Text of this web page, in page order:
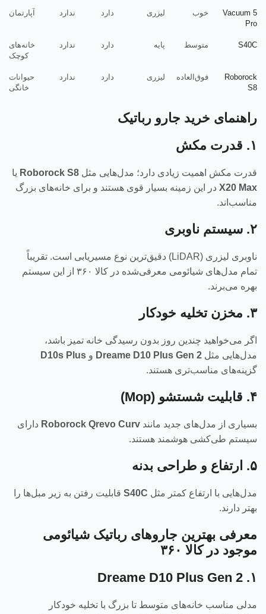
Vacuum 5
Pro
خوب لیزری دارد ندارد آپارتمان
S40C متوسط پایه دارد ندارد
خانه‌های
کوچک
Roborock
S8
فوق‌العاده لیزری دارد ندارد
حیوانات
خانگی
راهنمای خرید جارو رباتیک
۱. قدرت مکش
قدرت مکش اهمیت زیادی دارد؛ مدل‌هایی مثل Roborock S8 یا
X20 Max در این زمینه بسیار قوی هستند و برای خانه‌های بزرگ
مناسب‌اند.
۲. سیستم ناوبری
ناوبری لیزری (LiDAR) دقیق‌ترین نوع مسیر‌یابی است. تقریباً
تمام مدل‌های شیائومی معرفی‌شده در کالا ۳۶۰ از این سیستم
بهره می‌برند.
۳. مخزن تخلیه خودکار
اگر می‌خواهید چندین روز بدون رسیدگی خانه تمیز باشد،
مدل‌هایی مثل Dreame D10 Plus Gen 2 و D10s Plus
گزینه‌های مناسب‌تری هستند.
۴. قابلیت شستشو (Mop)
بسیاری از مدل‌های جدید مانند Roborock Qrevo Curv دارای
سیستم طی‌کشی هوشمند هستند.
۵. ارتفاع و طراحی بدنه
مدل‌هایی با ارتفاع کمتر مثل S40C قابلیت رفتن به زیر مبل‌ها را
بهتر دارند.
معرفی بهترین جاروهای رباتیک شیائومی
موجود در کالا ۳۶۰
۱. Dreame D10 Plus Gen 2
مدلی مناسب خانه‌های متوسط تا بزرگ با تخلیه خودکار